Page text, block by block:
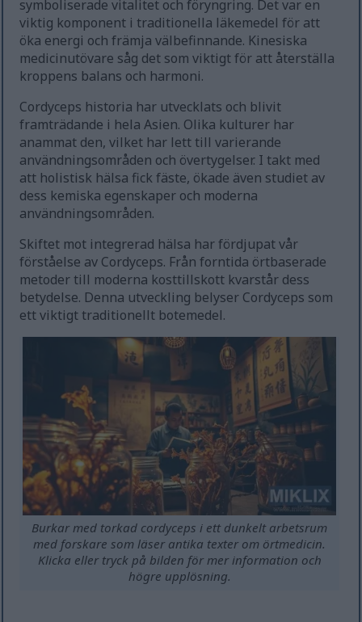
symboliserade vitalitet och föryngring. Det var en
viktig komponent i traditionella läkemedel för att
öka energi och främja välbefinnande. Kinesiska
medicinutövare såg det som viktigt för att återställa
kroppens balans och harmoni.
Cordyceps historia har utvecklats och blivit
framträdande i hela Asien. Olika kulturer har
anammat den, vilket har lett till varierande
användningsområden och övertygelser. I takt med
att holistisk hälsa fick fäste, ökade även studiet av
dess kemiska egenskaper och moderna
användningsområden.
Skiftet mot integrerad hälsa har fördjupat vår
förståelse av Cordyceps. Från forntida örtbaserade
metoder till moderna kosttillskott kvarstår dess
betydelse. Denna utveckling belyser Cordyceps som
ett viktigt traditionellt botemedel.
Burkar med torkad cordyceps i ett dunkelt arbetsrum
med forskare som läser antika texter om örtmedicin.
Klicka eller tryck på bilden för mer information och
högre upplösning.